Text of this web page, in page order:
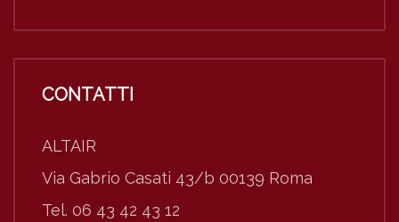
CONTATTI
ALTAIR
Via Gabrio Casati 43/b 00139 Roma
Tel. 06 43 42 43 12